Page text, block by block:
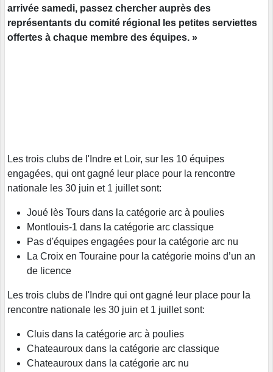
arrivée samedi, passez chercher auprès des
représentants du comité régional les petites serviettes
offertes à chaque membre des équipes. »
Les trois clubs de l'Indre et Loir, sur les 10 équipes
engagées, qui ont gagné leur place pour la rencontre
nationale les 30 juin et 1 juillet sont:
Joué lès Tours dans la catégorie arc à poulies
Montlouis-1 dans la catégorie arc classique
Pas d'équipes engagées pour la catégorie arc nu
La Croix en Touraine pour la catégorie moins d’un an
de licence
Les trois clubs de l'Indre qui ont gagné leur place pour la
rencontre nationale les 30 juin et 1 juillet sont:
Cluis dans la catégorie arc à poulies
Chateauroux dans la catégorie arc classique
Chateauroux dans la catégorie arc nu